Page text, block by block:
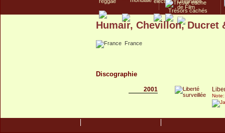
Trésors cachés
Culte/Collector
Humair, Chevillon, Ducret
France
Discographie
2001